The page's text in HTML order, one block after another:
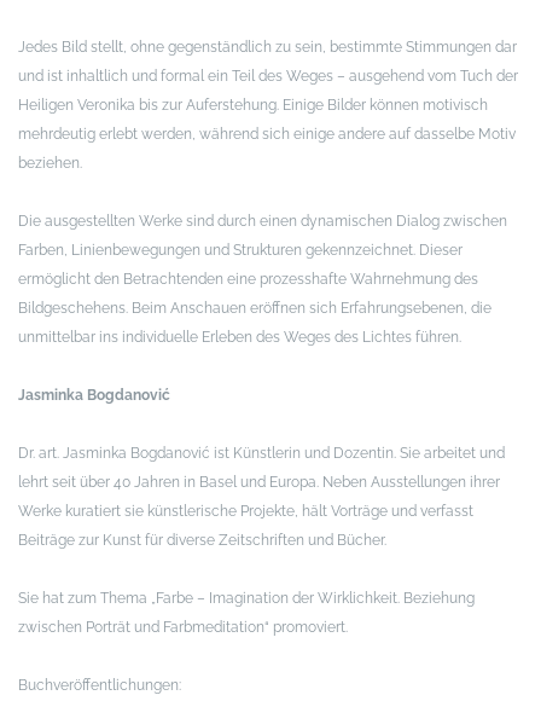
Jedes Bild stellt, ohne gegenständlich zu sein, bestimmte Stimmungen dar
und ist inhaltlich und formal ein Teil des Weges – ausgehend vom Tuch der
Heiligen Veronika bis zur Auferstehung. Einige Bilder können motivisch
mehrdeutig erlebt werden, während sich einige andere auf dasselbe Motiv
beziehen.
Die ausgestellten Werke sind durch einen dynamischen Dialog zwischen
Farben, Linienbewegungen und Strukturen gekennzeichnet. Dieser
ermöglicht den Betrachtenden eine prozesshafte Wahrnehmung des
Bildgeschehens. Beim Anschauen eröffnen sich Erfahrungsebenen, die
unmittelbar ins individuelle Erleben des Weges des Lichtes führen.
Jasminka Bogdanović
Dr. art. Jasminka Bogdanović ist Künstlerin und Dozentin. Sie arbeitet und
lehrt seit über 40 Jahren in Basel und Europa. Neben Ausstellungen ihrer
Werke kuratiert sie künstlerische Projekte, hält Vorträge und verfasst
Beiträge zur Kunst für diverse Zeitschriften und Bücher.
Sie hat zum Thema „Farbe – Imagination der Wirklichkeit. Beziehung
zwischen Porträt und Farbmeditation“ promoviert.
Buchveröffentlichungen: